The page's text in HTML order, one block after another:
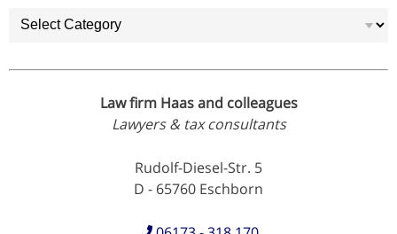
Categories
Law firm Haas and colleagues
Lawyers & tax consultants
Rudolf-Diesel-Str. 5
D - 65760 Eschborn